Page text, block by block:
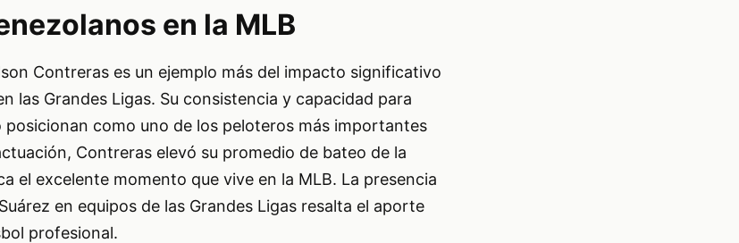
en la MLB
Contreras es un ejemplo más del impacto significativo
las Grandes Ligas. Su consistencia y capacidad para
como uno de los peloteros más importantes
Contreras elevó su promedio de bateo de la
el excelente momento que vive en la MLB. La presencia
en equipos de las Grandes Ligas resalta el aporte
profesional.